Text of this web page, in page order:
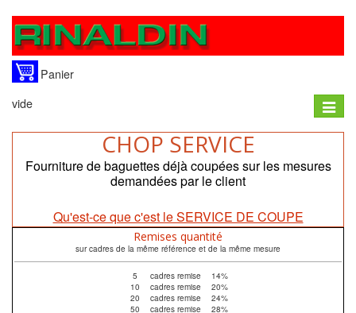
Panier
vide
Toggle
CHOP SERVICE
Fourniture de baguettes déjà coupées sur les mesures
demandées par le client
Qu'est-ce que c'est le SERVICE DE COUPE
Remises quantité
sur cadres de la même référence et de la même mesure
5 cadres remise
14%
10
cadres remise
20%
20
cadres remise
24%
50
cadres remise
28%